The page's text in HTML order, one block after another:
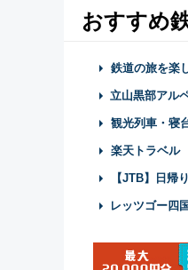
おすすめ
鉄道の旅を楽
立山黒部アル
観光列車・寝
楽天トラベル
【JTB】日帰
レッツゴー四